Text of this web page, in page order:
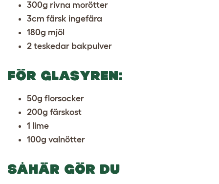
300g rivna morötter
3cm färsk ingefära
180g mjöl
2 teskedar bakpulver
FÖR GLASYREN:
50g florsocker
200g färskost
1 lime
100g valnötter
SÅHÄR GÖR DU